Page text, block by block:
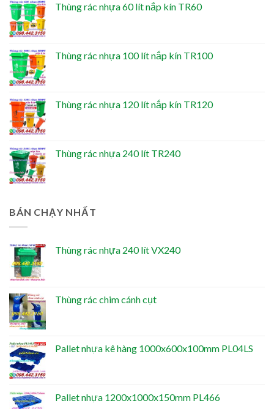
Thùng rác nhựa 60 lít nắp kín TR60
Thùng rác nhựa 100 lít nắp kín TR100
Thùng rác nhựa 120 lít nắp kín TR120
Thùng rác nhựa 240 lít TR240
BÁN CHẠY NHẤT
Thùng rác nhựa 240 lít VX240
Thùng rác chim cánh cụt
Pallet nhựa kê hàng 1000x600x100mm PL04LS
Pallet nhựa 1200x1000x150mm PL466